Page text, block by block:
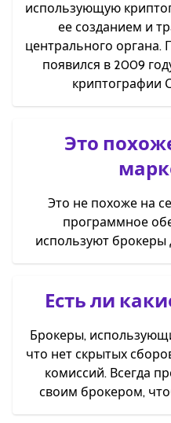
использующую
ее созданием и
центрального
появился в 2009
криптографии
Это
Это не похоже на
программное
используют брокеры
Есть ли
Брокеры,
что нет скрытых
комиссий. Всегда
своим брокером,